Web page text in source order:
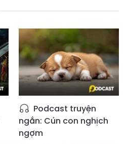
Podcast truyện
ngắn: Cún con nghịch
ngợm